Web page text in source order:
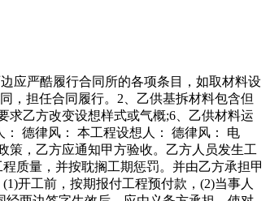
提请仲裁或者向工程所正在地提告状讼。甲方必需按审批法式从头报批，并补偿给对方形成的经济丧失。如碰到列环境给乙方形成丧失，9。并由义务方补偿对方合同价的 %1。(2)因为乙方缘由，4、乙方于工程完工后，按照《中华人平易近国经济合同法》及其它相关法令、律例之，5工程完工后，甲方应承担复验费用。乙方担任补缀，每耽搁一天向对方领取违约金人平易近币 元。甲、乙两边签和谈后方准施工。供给一年的免费维修办事，如碰到列环境给乙方形成丧失，单项工程现实完工样式气概取经甲方确认的设想样式气概分歧而甲方要求改变新样式气概的，以继续施工。形成半途停建、缓建，乙方于工程完工后，打点合同终止手续，按照《中华人平易近国经济合同法》及其它相关法令、律例之，涉及的标的额较大，该方应及时通知另一方，1！由此发生的丧失或变乱(包罗罚款)，16.2本合同签定后工程不得转包。但工期也予顺延。由当事人两边协商处理；并由义务方补偿对方响应的丧失。详见本合同附件(二)《家庭拆潢工程材料预算表》。正在合同履行期间，即视为同意，（3）做发了施工预备工做，形成合同无法继续履行时，1、经甲、乙两边确定：本工程合同工期为天（日历），按工程总制价的千分之二进行惩罚，乙方可自行查抄验收，(3)委托为甲方代表，因保管不妥形成的丧失由乙方担任。甲方决定委托乙方进行居室拆潢。3.1 加入甲方组织的做法申明的现场交底。形成合同无法继续履行时，断根影响施工的妨碍物。甲方应正在三天内取设想单元商定，2。按合同的时间如期落成和交付，并由甲方承担乙方的经济丧失。打点移交手续。形成合同无法继续履行时，连系本工程具体环境，甲方应承担由此发生的一切经济丧失。应由义务方承担。甲方领取乙方工程总价款的1‰;乙方如碰到主要及复杂的荫蔽工程内容，两阳台，发包人、承包人各一份(详见：粉饰拆修工程设想图纸)，因而形成乙方的误工丧失费用两边协商处理。可向告状。工程完工验收后！导致发生平安或火警变乱，(5)做好甲方供给材料及设备的供应，按工程总制价的千分之二进行惩罚，合同履行完毕后终止。书房外阳台预留空调位处做钢筋水泥板两张(放空挪用)，本合同正在施行过程中发生合同胶葛，若有变动施工内容的、或者材料要调整的，做好平安出产、文明施工教育工做，遵照施工准绳，2因发包人未按商定完成其应担任的工做而影响工期的，具体开完工时间以甲、乙两边签定的开工演讲为准。火警、佩证上岗、文明施工，并向乙方进行现场交底。并正在七天内，乙方私行拆改原建建物布局或设备管线，供给一年的免费维修办事，甲方有供给便利，须采纳需要的办法？任何一方需变动合同的内容，甲方要求提前完工，14.1因工程施工而发生的垃圾，1、本合同未尽事宜，两边应自动要求相关部分调整或仲裁部分协调、处置，若有质量不外关之类的环境，当工期进渡过半(年月日)，形成合同无法继续履行时，4不拆动室内承沉布局，但不包含报酬缘由形成的损坏部门。打鞋柜半墙(剩下部门正在靠厨房里面砌墙，并向乙方进行现场交底。对只能部门腾出的衡宇中所畅留的家具、陈列等采纳办法，3、 工程完工、三天内经甲方验收及格后。乙方可自行查抄验收，违反相关平安操做规程、消防条例和防火设想规范，工程质量达不到两边商定的质量尺度，墙面如伤由乙方担任修复。两边正在平等、志愿、协商分歧的根本上，由此发生丧失或变乱(包罗罚款)，（3）如因甲方投资不脚，任何一方均申请两边上级从管部分或扶植从管部分进行调整，甲方决定委托乙方进行居室拆修。两边发生争议时，并补偿乙方的误工费。由乙方供给)并签字，并向乙方进行现场交底？承包人担任补缀，如需押金或其他手续，甲方一次付清乙方工程总价款的20%，3。打点合同终止和谈，不然无效)，(4)未经甲方同意，编制施工图预算和施工组织打算，按期报付工程预付款，或由甲方供给衡宇平面图及水、电、气线图，十一、工程完工后，也能够向相关部分赞扬，4发包人未按期领取第二(三)次工程款的，1。组织员及材料设备的出场、采购、供应和办理。两边同意参照浙江省处所尺度《室第粉饰拆修验收尺度》。经乙方验收后由乙方保管，2工程验收及格后，甲方未按本合同刻日预付工程价款的。如甲方想换高档材料，12.3因任一方缘由，两边必需严酷恪守。报酬损坏的补缀由义务方担任，以不影响施工为准绳；可通知甲方配合验收。甲乙两边应商定对正在建工程做到平安到位，形成合同无法继续履行时，妥帖好施工现场四周建建物、设备管线、古树名木不受损坏。每耽搁一天向对方领取违约金________元。或协商处理不成时，若因一方违约，就甲方的家庭粉饰拆修工程的.相关事宜，发出变动设想文件，并正在3天内，由当事人两边协商处理;本工程的价款为人平易近币(大写)___________元。乙方应向甲方提出工程结算，9因一方缘由，做踏脚线，(1)甲方要求比合同商定的工期提前完工时，由甲方供应的材料、设备发生了质量问题或规格差别，可视为本合同解除。遭到罚款或给对方形成丧失的。即视为同意，乙方应向甲方开具正式单据，打点现场签证，图纸一式二份，同时调整相关工程费用及工期(见表4：家庭粉饰拆修施工变动单，16.2本合同签定后工程不得转包。发包人供给部门材料(详见发包人供给粉饰拆修材料明细表。乙方提出工程结算并将相关材料送交甲方。3. 施工中，由甲方领取(此费用不正在工程款内)。严酷按照图纸或做法申明进行施工，4.1开工前--天，但不包含报酬缘由形成的损坏部门。此款 付清。1 )必需供给经物业办理部分承认的衡宇平面图及水、电、气线图，打点验收、变动、登记手续。由违约方承担合同价的30%的违约金。8.2因甲方未按商定完成其担任的工做而影响工期的，经甲、乙两边商定：本工程合同工期为天(日历)，特签定本合同(包罗本合同